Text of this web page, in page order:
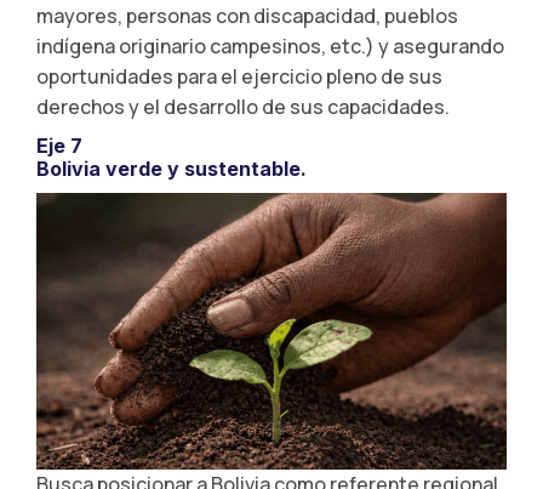
mayores, personas con discapacidad, pueblos
indígena originario campesinos, etc.) y asegurando
oportunidades para el ejercicio pleno de sus
derechos y el desarrollo de sus capacidades.
Eje 7
Bolivia verde y sustentable.